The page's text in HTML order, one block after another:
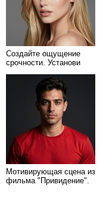
Создайте ощущение
срочности. Установи
Мотивирующая сцена из
фильма "Привидение".